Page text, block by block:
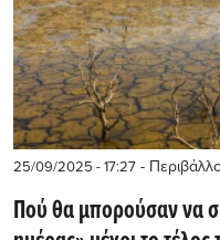
25/09/2025 - 17:27 -
Πού θα μπορούσαν να